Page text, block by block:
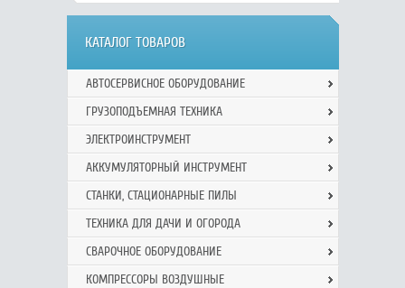
КАТАЛОГ ТОВАРОВ
АВТОСЕРВИСНОЕ ОБОРУДОВАНИЕ
ГРУЗОПОДЪЕМНАЯ ТЕХНИКА
ЭЛЕКТРОИНСТРУМЕНТ
АККУМУЛЯТОРНЫЙ ИНСТРУМЕНТ
СТАНКИ, СТАЦИОНАРНЫЕ ПИЛЫ
ТЕХНИКА ДЛЯ ДАЧИ И ОГОРОДА
СВАРОЧНОЕ ОБОРУДОВАНИЕ
КОМПРЕССОРЫ ВОЗДУШНЫЕ